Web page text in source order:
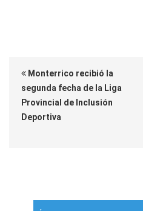
Monterrico recibió la
segunda fecha de la Liga
Provincial de Inclusión
Deportiva